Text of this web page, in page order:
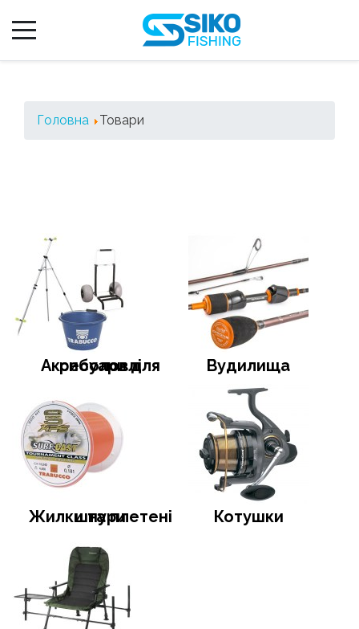
Головна Товари
Аксесуари для риболовлі Вудилища
Жилки та плетені шнури Котушки